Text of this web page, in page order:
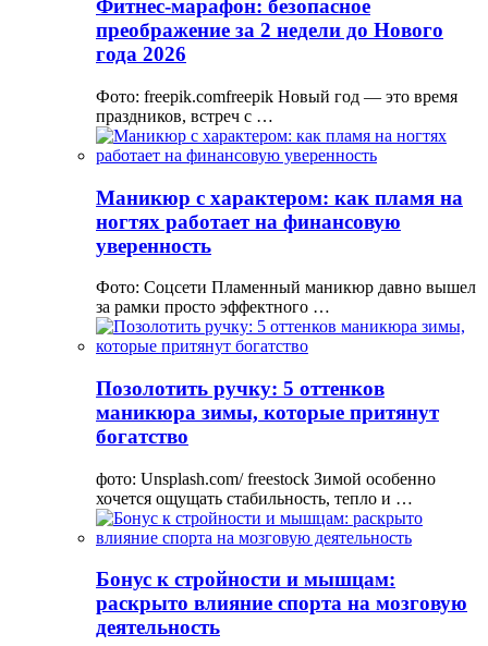
Фитнес-марафон: безопасное
преображение за 2 недели до Нового
года 2026
Фото: freepik.comfreepik Новый год — это время
праздников, встреч с …
Маникюр с характером: как пламя на
ногтях работает на финансовую
уверенность
Фото: Соцсети Пламенный маникюр давно вышел
за рамки просто эффектного …
Позолотить ручку: 5 оттенков
маникюра зимы, которые притянут
богатство
фото: Unsplash.com/ freestock Зимой особенно
хочется ощущать стабильность, тепло и …
Бонус к стройности и мышцам:
раскрыто влияние спорта на мозговую
деятельность